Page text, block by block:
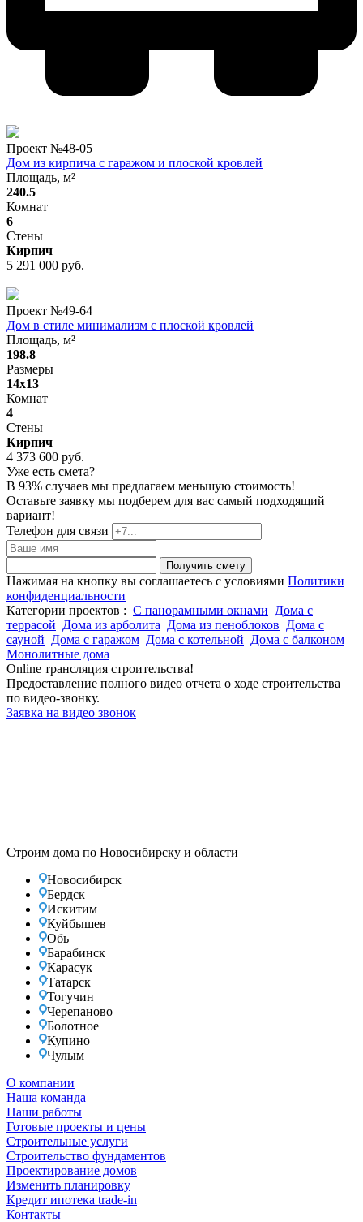
Проект №48-05
Дом из кирпича с гаражом и плоской кровлей
Площадь, м²
240.5
Комнат
6
Стены
Кирпич
5 291 000 руб.
Проект №49-64
Дом в стиле минимализм с плоской кровлей
Площадь, м²
198.8
Размеры
14x13
Комнат
4
Стены
Кирпич
4 373 600 руб.
Уже есть смета?
В 93% случаев мы предлагаем меньшую стоимость!
Оставьте заявку мы подберем для вас самый подходящий
вариант!
Телефон для связи
Получить смету
Нажимая на кнопку вы соглашаетесь с условиями Политики
конфиденциальности
Категории проектов : С панорамными окнами Дома с
террасой Дома из арболита Дома из пеноблоков Дома с
сауной Дома с гаражом Дома с котельной Дома с балконом
Монолитные дома
Online трансляция строительства!
Предоставление полного видео отчета о ходе строительства
по видео-звонку.
Заявка на видео звонок
Строим дома по Новосибирску и области
Новосибирск
Бердск
Искитим
Куйбышев
Обь
Барабинск
Карасук
Татарск
Тогучин
Черепаново
Болотное
Купино
Чулым
О компании
Наша команда
Наши работы
Готовые проекты и цены
Строительные услуги
Строительство фундаментов
Проектирование домов
Изменить планировку
Кредит ипотека trade-in
Контакты